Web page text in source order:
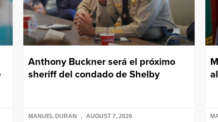
Anthony Buckner será el próximo
sheriff del condado de Shelby
MANUEL DURAN AUGUST 7, 2026